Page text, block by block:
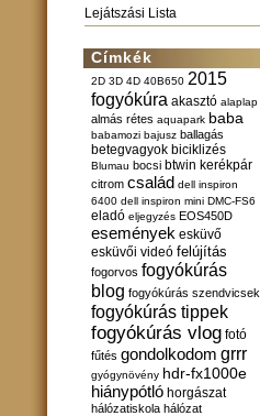
Lejátszási Lista
Címkék
2D 3D 4D 40B650 2015
fogyókúra akasztó alaplap
almás rétes aquapark baba
babamozi bajusz ballagás
betegvagyok biciklizés
Blumau bocsi btwin kerékpár
citrom család dell inspiron
6400 dell inspiron mini DMC-FS6
eladó eljegyzés EOS450D
események esküvő
esküvői videó felújítás
fogorvos fogyókúrás
blog fogyókúrás szendvicsek
fogyókúrás tippek
fogyókúrás vlog fotó
fűtés gondolkodom grrr
gyógynövény hdr-fx1000e
hiánypótló horgászat
hálózatiskola hálózat